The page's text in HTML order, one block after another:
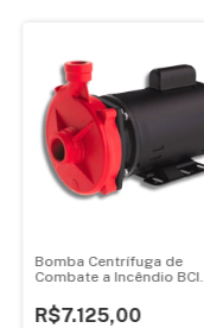
Bomba Centrífuga de
Combate a Incêndio BCI
Hercules
R$7.125,00